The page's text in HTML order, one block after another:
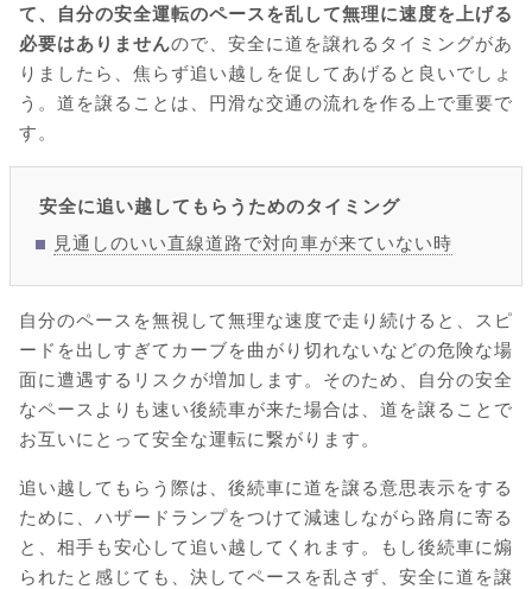
て、自分の安全運転のペースを乱して無理に速度を上げる
必要はありませんので、安全に道を譲れるタイミングがあ
りましたら、焦らず追い越しを促してあげると良いでしょ
う。道を譲ることは、円滑な交通の流れを作る上で重要で
す。
安全に追い越してもらうためのタイミング
見通しのいい直線道路で対向車が来ていない時
自分のペースを無視して無理な速度で走り続けると、スピ
ードを出しすぎてカーブを曲がり切れないなどの危険な場
面に遭遇するリスクが増加します。そのため、自分の安全
なペースよりも速い後続車が来た場合は、道を譲ることで
お互いにとって安全な運転に繋がります。
追い越してもらう際は、後続車に道を譲る意思表示をする
ために、ハザードランプをつけて減速しながら路肩に寄る
と、相手も安心して追い越してくれます。もし後続車に煽
られたと感じても、決してペースを乱さず、安全に道を譲